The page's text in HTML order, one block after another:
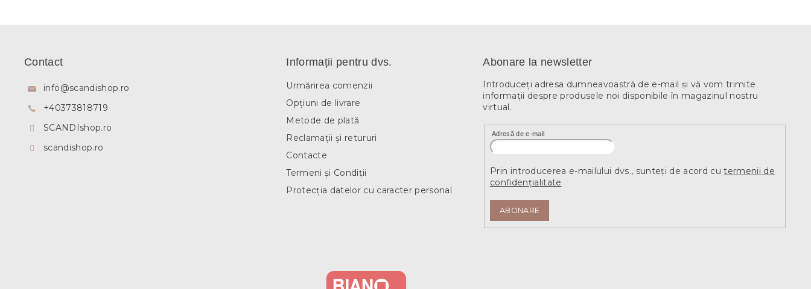
Contact
info@scandishop.ro
+40373818719
SCANDIshop.ro
scandishop.ro
Informații pentru dvs.
Urmărirea comenzii
Opțiuni de livrare
Metode de plată
Reclamații și retururi
Contacte
Termeni și Condiții
Protecția datelor cu caracter personal
Abonare la newsletter
Introduceţi adresa dumneavoastră de e-mail şi vă vom trimite
informaţii despre produsele noi disponibile în magazinul nostru
virtual.
Adresă de e-mail
Prin introducerea e-mailului dvs., sunteți de acord cutermenii de
confidențialitate
ABONARE